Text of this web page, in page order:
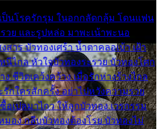
ป็นโรครักรุม ในอกกลัดกลุ้ม โดนแฟน
วย และรูปหล่อ มาพะเน้าพะนอ
สาร บัวทองเศร้า น้ำตาคลอเบ้า เฝ้า
ไกล หัวใจบัวทองระรวย บัวทองโศก
ง ชีวิตเคว้งคว้าง เมื่อรักห่างร้างไกล
กใครสักครั้ง อย่าไปหวังความรวย
อเปลมาไกว ให้ลูกบัวทอง เวรกรรม
มอง กลีบบัวทองต้องโรย บัวทองไม่